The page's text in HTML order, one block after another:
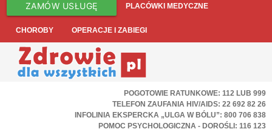
ZAMÓW USŁUGĘ PLACÓWKI MEDYCZNE
CHOROBY OPERACJE I ZABIEGI
POGOTOWIE RATUNKOWE: 112 LUB 999
TELEFON ZAUFANIA HIV/AIDS: 22 692 82 26
INFOLINIA EKSPERCKA „ULGA W BÓLU”: 800 706 838
POMOC PSYCHOLOGICZNA - DOROŚLI: 116 123